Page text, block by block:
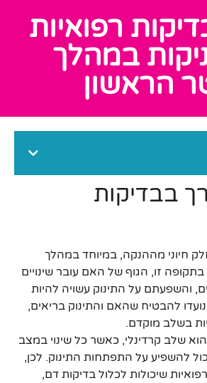
רפואיות
במהלך
הראשון
בבדיקות
חיוני מההנקה, במיוחד במהלך
זו, הגוף של האם עובר שינויים
והשפעתם על התינוק עשויה להיות
להבטיח שהאם והתינוק בריאים,
בשלב מוקדם.
שלב קרדינלי, כאשר כל שינוי במצב
להשפיע על התפתחות התינוק. לכן,
שיכולות לכלול בדיקות דם,